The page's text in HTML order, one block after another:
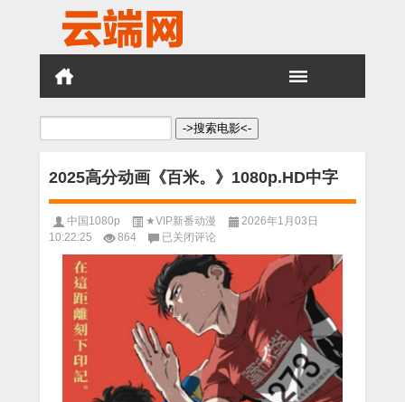
搜
2025高分动画《百米。》1080p.HD中字
中国1080p ★VIP新番动漫
2026年1月03日
10:22:25
864
2025
高
分
动
画
《百
米。》
1080p.HD
中
字
已关闭评论